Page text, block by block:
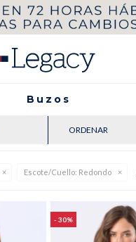
Buzos
Escote/Cuello: Redondo
30
COLECCIÓN DE HOMBRE